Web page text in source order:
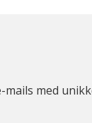
mails med